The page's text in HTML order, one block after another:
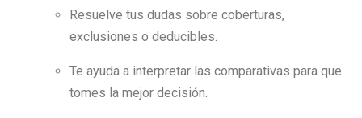
Resuelve tus dudas sobre coberturas,
exclusiones o deducibles.
Te ayuda a interpretar las comparativas para que
tomes la mejor decisión.